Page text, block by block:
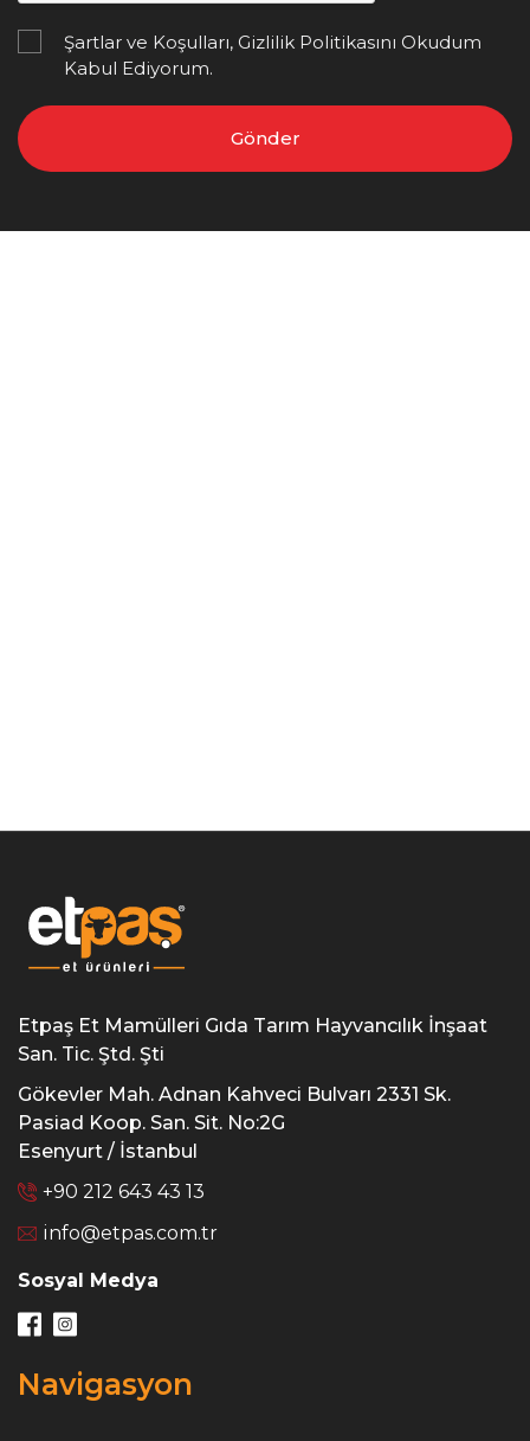
Şartlar ve Koşulları, Gizlilik Politikasını Okudum
Kabul Ediyorum.
Gönder
Etpaş Et Mamülleri Gıda Tarım Hayvancılık İnşaat
San. Tic. Ştd. Şti
Gökevler Mah. Adnan Kahveci Bulvarı 2331 Sk.
Pasiad Koop. San. Sit. No:2G
Esenyurt / İstanbul
+90 212 643 43 13
info@etpas.com.tr
Sosyal Medya
Navigasyon